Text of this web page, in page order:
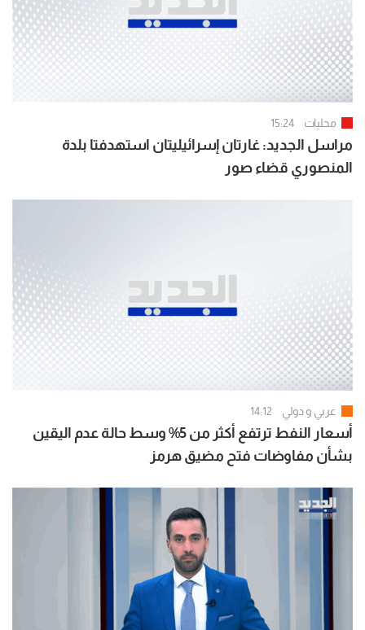
محليات 15:24
مراسل الجديد: غارتان إسرائيليتان استهدفتا بلدة
المنصوري قضاء صور
عربي و دولي 14:12
أسعار النفط ترتفع أكثر من 5% وسط حالة عدم اليقين
بشأن مفاوضات فتح مضيق هرمز